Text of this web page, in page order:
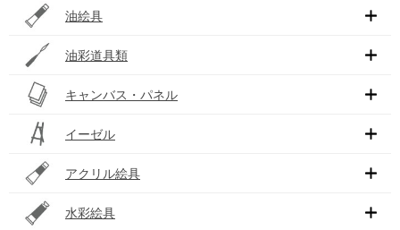
油絵具
油彩道具類
キャンバス・パネル
イーゼル
アクリル絵具
水彩絵具